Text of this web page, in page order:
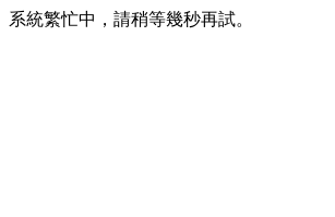
系統繁忙中，請稍等幾秒再試。